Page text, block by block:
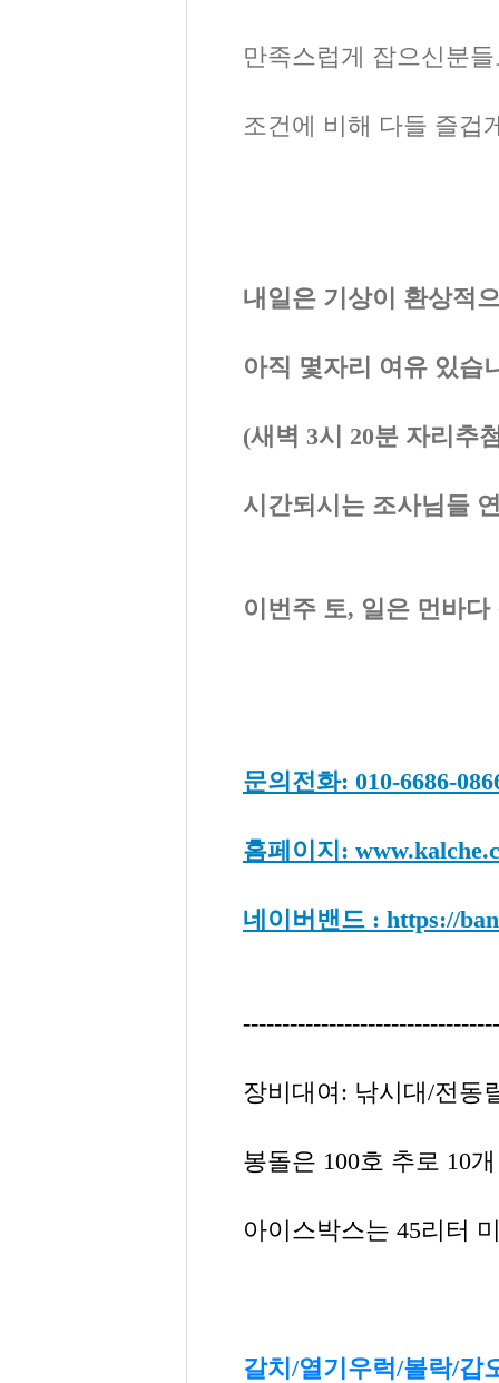
만족스럽게 잡으신분
조건에 비해 다들 즐겁
내일은 기상이 환상적
아직 몇자리 여유 있습
(새벽 3시 20분 자리추
시간되시는 조사님들
이번주 토, 일은 먼바
문의전화: 010-6686-
홈페이지:
네이버밴드 : https://
장비대여: 낚시대/전동
봉돌은 100호 추로 10
아이스박스는 45리터
갈치/열기우럭/볼락/갑